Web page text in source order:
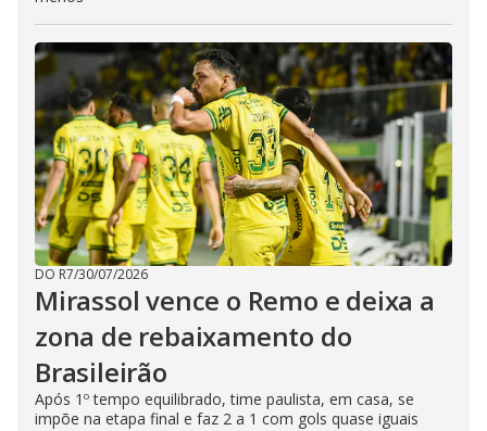
DO R7/30/07/2026
Mirassol vence o Remo e deixa a
zona de rebaixamento do
Brasileirão
Após 1º tempo equilibrado, time paulista, em casa, se
impõe na etapa final e faz 2 a 1 com gols quase iguais